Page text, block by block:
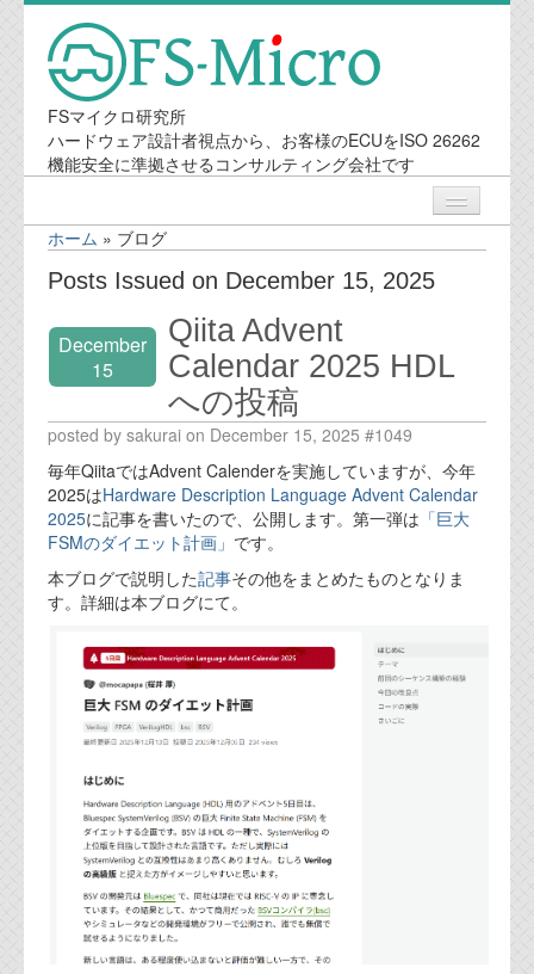
FSマイクロ研究所
ハードウェア設計者視点から、お客様のECUをISO 26262
機能安全に準拠させるコンサルティング会社です
ニュース
業務内容
機能安全コンサルティング
会社案内
会社概要
代表ご挨拶
オフィス
実績
ブログ
設計ブログ
テクノロジ
外部投稿記事
ホーム » ブログ
Posts Issued on December 15, 2025
December
15
Qiita Advent
Calendar 2025 HDL
への投稿
posted by sakurai on December 15, 2025 #1049
毎年QiitaではAdvent Calenderを実施していますが、今年
2025はHardware Description Language Advent Calendar
2025に記事を書いたので、公開します。第一弾は 「巨大
FSMのダイエット計画」 です。
本ブログで説明した記事その他をまとめたものとなりま
す。詳細は本ブログにて。